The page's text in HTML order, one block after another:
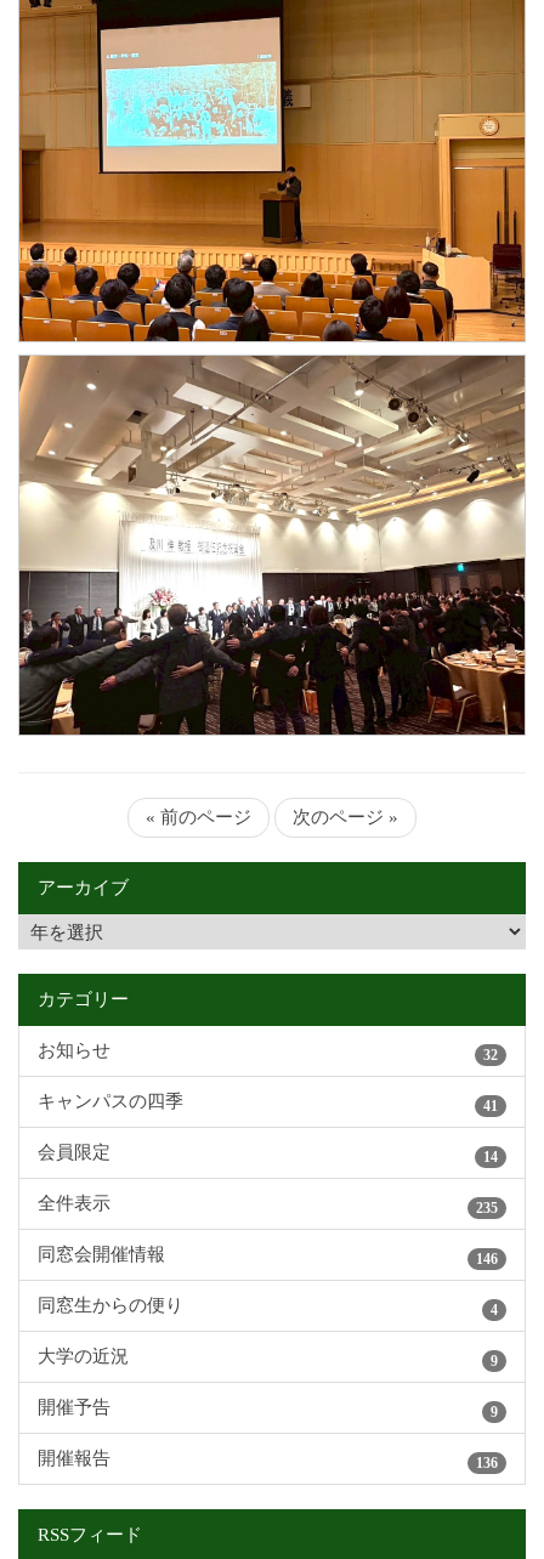
« 前のページ 次のページ »
アーカイブ
カテゴリー
お知らせ 32
キャンパスの四季 41
会員限定 14
全件表示 235
同窓会開催情報 146
同窓生からの便り 4
大学の近況 9
開催予告 9
開催報告 136
RSSフィード